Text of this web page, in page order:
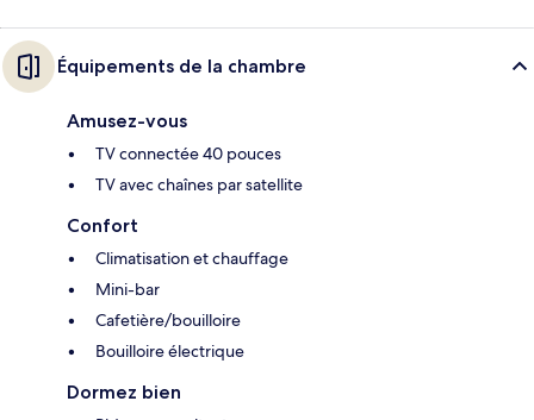
Équipements de la chambre
Amusez-vous
TV connectée 40 pouces
TV avec chaînes par satellite
Confort
Climatisation et chauffage
Mini-bar
Cafetière/bouilloire
Bouilloire électrique
Dormez bien